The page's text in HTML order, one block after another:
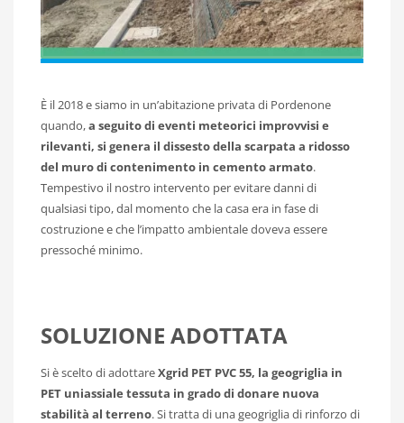
È il 2018 e siamo in un’abitazione privata di Pordenone
quando,a seguito di eventi meteorici improvvisi e
rilevanti, si genera il dissesto della scarpata a ridosso
del muro di contenimento in cemento armato.
Tempestivo il nostro intervento per evitare danni di
qualsiasi tipo, dal momento che la casa era in fase di
costruzione e che l’impatto ambientale doveva essere
pressoché minimo.
SOLUZIONE ADOTTATA
Si è scelto di adottareXgrid PET PVC 55, la geogriglia in
PET uniassiale tessuta in grado di donare nuova
stabilità al terreno. Si tratta di una geogriglia di rinforzo di